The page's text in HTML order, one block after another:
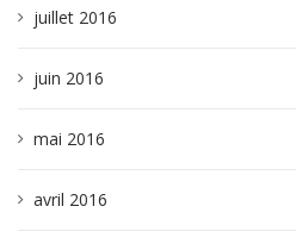
juillet 2016
juin 2016
mai 2016
avril 2016